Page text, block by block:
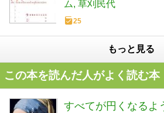
から『ロスト・イン
ョン』『マリー・ア
そして『The
のめざめ』・・・豪
ソフィア・コッポラ
ム 草刈民代
もっと見る
この本を読んだ人がよく読む本